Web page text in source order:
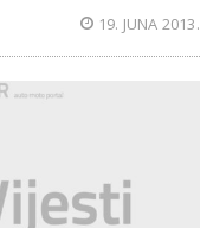
19. JUNA 2013.